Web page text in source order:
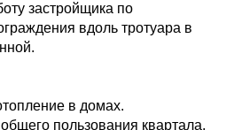
застройщика по
вдоль тротуара в
в домах.
пользования квартала.